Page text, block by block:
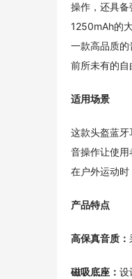
操作，还具
1250mAh的
一款高品质
前所未有的自
适用场景
这款头盔蓝
音操作让使用
在户外运动时
产品特点
高保真音质：
磁吸底座： 设